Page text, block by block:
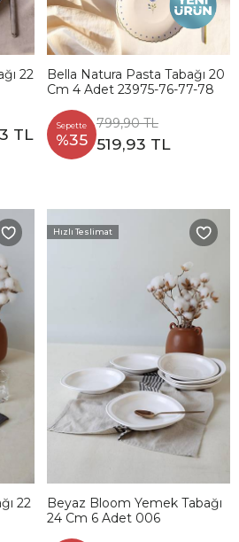
22
TL
Bella Natura Pasta Tabağı 20
Cm 4 Adet 23975-76-77-78
Sepette
%35
799,90 TL
519,93 TL
22
Hızlı Teslimat
Beyaz Bloom Yemek Tabağı
24 Cm 6 Adet 006